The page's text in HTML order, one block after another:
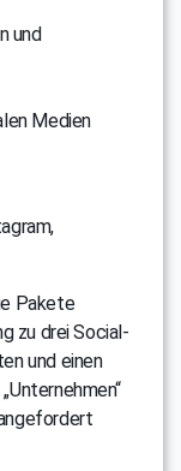
und
Medien
Pakete
zu drei Social-
und einen